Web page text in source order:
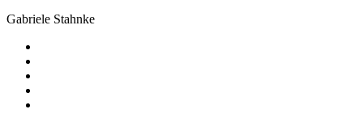
Gabriele Stahnke